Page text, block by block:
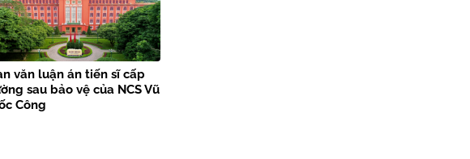
văn luận án tiến sĩ cấp
sau bảo vệ của NCS Vũ
Công